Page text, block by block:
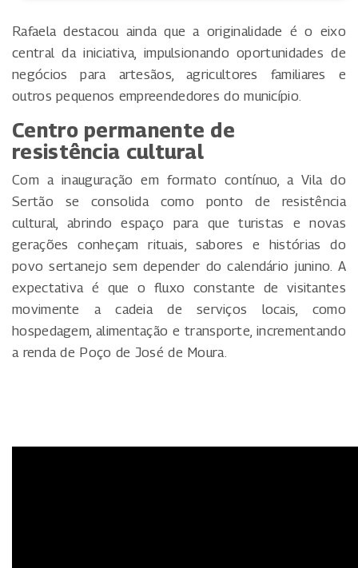
Rafaela destacou ainda que a originalidade é o eixo
central da iniciativa, impulsionando oportunidades de
negócios para artesãos, agricultores familiares e
outros pequenos empreendedores do município.
Centro permanente de
resistência cultural
Com a inauguração em formato contínuo, a Vila do
Sertão se consolida como ponto de resistência
cultural, abrindo espaço para que turistas e novas
gerações conheçam rituais, sabores e histórias do
povo sertanejo sem depender do calendário junino. A
expectativa é que o fluxo constante de visitantes
movimente a cadeia de serviços locais, como
hospedagem, alimentação e transporte, incrementando
a renda de Poço de José de Moura.